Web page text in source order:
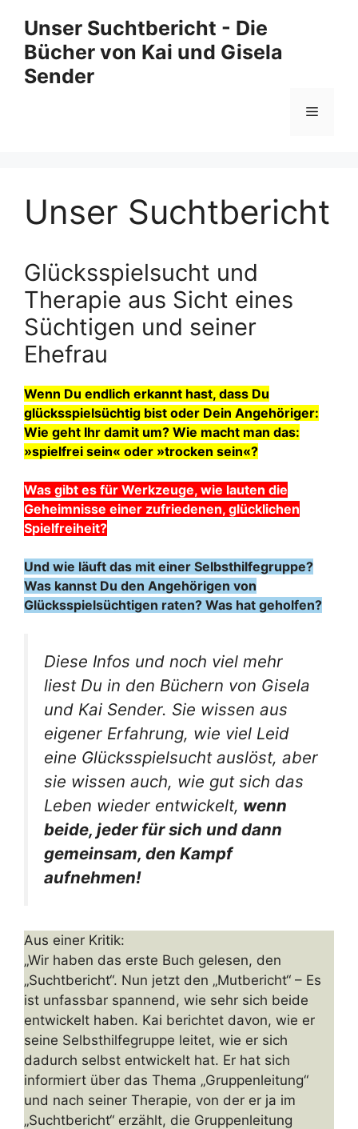
Inhalt
springen
Unser Suchtbericht - Die
Bücher von Kai und Gisela
Sender
Menü
Unser Suchtbericht
Glücksspielsucht und
Therapie aus Sicht eines
Süchtigen und seiner
Ehefrau
Wenn Du endlich erkannt hast, dass Du
glücksspielsüchtig bist oder Dein Angehöriger:
Wie geht Ihr damit um? Wie macht man das:
»spielfrei sein« oder »trocken sein«?
Was gibt es für Werkzeuge, wie lauten die
Geheimnisse einer zufriedenen, glücklichen
Spielfreiheit?
Und wie läuft das mit einer Selbsthilfegruppe?
Was kannst Du den Angehörigen von
Glücksspielsüchtigen raten? Was hat geholfen?
Diese Infos und noch viel mehr
liest Du in den Büchern von Gisela
und Kai Sender. Sie wissen aus
eigener Erfahrung, wie viel Leid
eine Glücksspielsucht auslöst, aber
sie wissen auch, wie gut sich das
Leben wieder entwickelt, wenn
beide, jeder für sich und dann
gemeinsam, den Kampf
aufnehmen!
Aus einer Kritik:
„Wir haben das erste Buch gelesen, den
„Suchtbericht“. Nun jetzt den „Mutbericht“ – Es
ist unfassbar spannend, wie sehr sich beide
entwickelt haben. Kai berichtet davon, wie er
seine Selbsthilfegruppe leitet, wie er sich
dadurch selbst entwickelt hat. Er hat sich
informiert über das Thema „Gruppenleitung“
und nach seiner Therapie, von der er ja im
„Suchtbericht“ erzählt, die Gruppenleitung